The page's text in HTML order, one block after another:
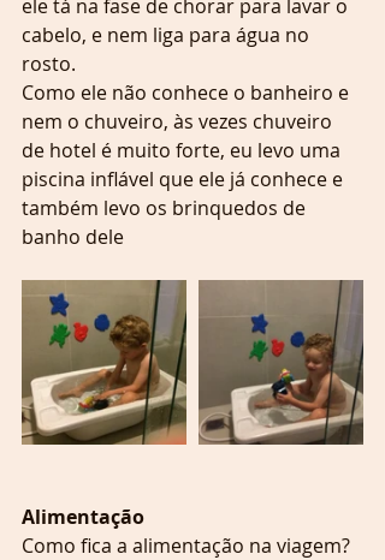
ele tá na fase de chorar para lavar o
cabelo, e nem liga para água no
rosto.
Como ele não conhece o banheiro e
nem o chuveiro, às vezes chuveiro
de hotel é muito forte, eu levo uma
piscina inflável que ele já conhece e
também levo os brinquedos de
banho dele
Alimentação
Como fica a alimentação na viagem?